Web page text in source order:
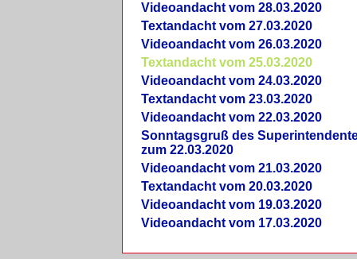
Videoandacht vom 28.03.2020
Textandacht vom 27.03.2020
Videoandacht vom 26.03.2020
Textandacht vom 25.03.2020
Videoandacht vom 24.03.2020
Textandacht vom 23.03.2020
Videoandacht vom 22.03.2020
Sonntagsgruß des
zum 22.03.2020
Videoandacht vom 21.03.2020
Textandacht vom 20.03.2020
Videoandacht vom 19.03.2020
Videoandacht vom 17.03.2020